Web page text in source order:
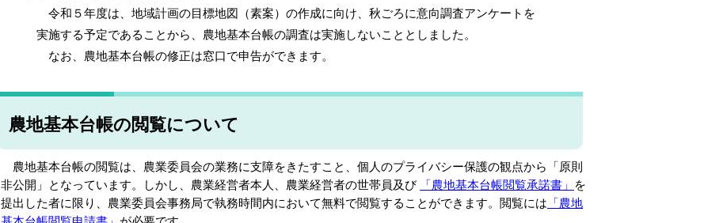
令和５年度は、地域計画の目標地図（素案）の作成に向け、秋ごろに意向調査アンケートを
実施する予定であることから、農地基本台帳の調査は実施しないこととしました。
なお、農地基本台帳の修正は窓口で申告ができます。
農地基本台帳の閲覧について
農地基本台帳の閲覧は、農業委員会の業務に支障をきたすこと、個人のプライバシー保護の観点から「原則
非公開」となっています。しかし、農業経営者本人、農業経営者の世帯員及び
「農地基本台帳閲覧承諾書」
を
提出した者に限り、農業委員会事務局で執務時間内において無料で閲覧することができます。閲覧には 「農地